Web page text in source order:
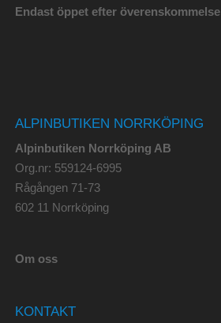
Endast öppet efter
ALPINBUTIKEN NORRKÖPING
Alpinbutiken Norrköping AB
Org.nr: 559124-6995
Rågången 71-73
602 11 Norrköping
Om oss
KONTAKT